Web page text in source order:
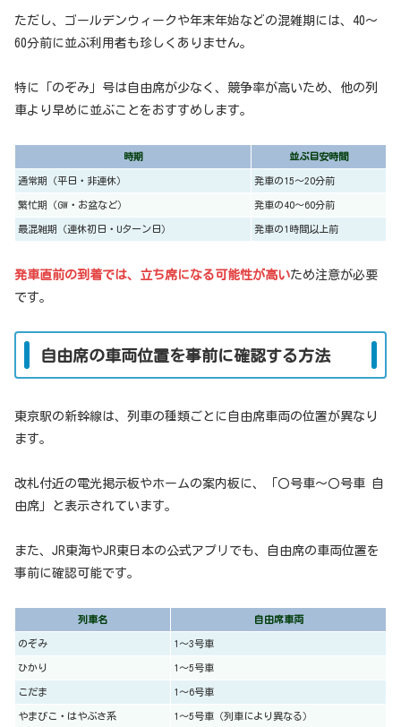
ただし、ゴールデンウィークや年末年始などの混雑期には、40〜
60分前に並ぶ利用者も珍しくありません。
特に「のぞみ」号は自由席が少なく、競争率が高いため、他の列
車より早めに並ぶことをおすすめします。
時期 並ぶ目安時間
通常期（平日・非連休） 発車の15〜20分前
繁忙期（GW・お盆など） 発車の40〜60分前
最混雑期（連休初日・Uターン日） 発車の1時間以上前
発車直前の到着では、立ち席になる可能性が高いため注意が必要
です。
自由席の車両位置を事前に確認する方法
東京駅の新幹線は、列車の種類ごとに自由席車両の位置が異なり
ます。
改札付近の電光掲示板やホームの案内板に、「〇号車〜〇号車 自
由席」と表示されています。
また、JR東海やJR東日本の公式アプリでも、自由席の車両位置を
事前に確認可能です。
列車名 自由席車両
のぞみ 1〜3号車
ひかり 1〜5号車
こだま 1〜6号車
やまびこ・はやぶさ系 1〜5号車（列車により異なる）